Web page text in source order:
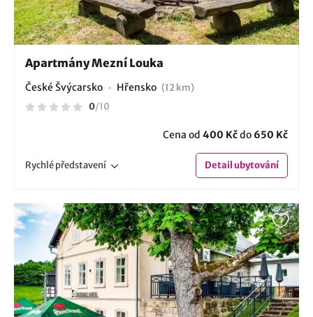
Apartmány Mezní Louka
České Švýcarsko Hřensko (12 km)
0/10
Cena od 400 Kčdo 650 Kč
Rychlépředstavení Detailubytování